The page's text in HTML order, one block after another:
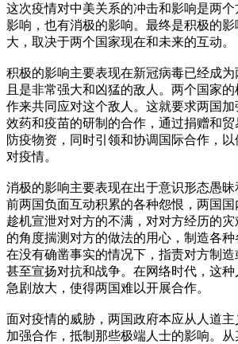
这次疫情对中美关系的冲击和影响是两
影响，也有消极的影响。最终是积极的
大，取决于两个国家现在和未来的互动。
积极的影响主要表现在新冠病毒已经成
且是非常强大和凶猛的敌人。两个国家
作来共同应对这个敌人。这就要求两国
效药和疫苗的研制的合作，通过捐赠和
防疫物资，同时引领和协调国际合作，
对疫情。
消极的影响主要表现在出于意识形态愚
前两国负面互动积累的各种怨恨，两国
趁机宣泄对对方的不满，对对方经历的
的角度揣测对方的做法的用心，制造各
在没有确凿事实的情况下，指责对方制造
甚至宣扬对抗和战争。在网络时代，这
急剧放大，使得两国难以开展合作。
面对疫情的威胁，两国政府本应从人道主
加强合作，抵制那些极端人士的影响。